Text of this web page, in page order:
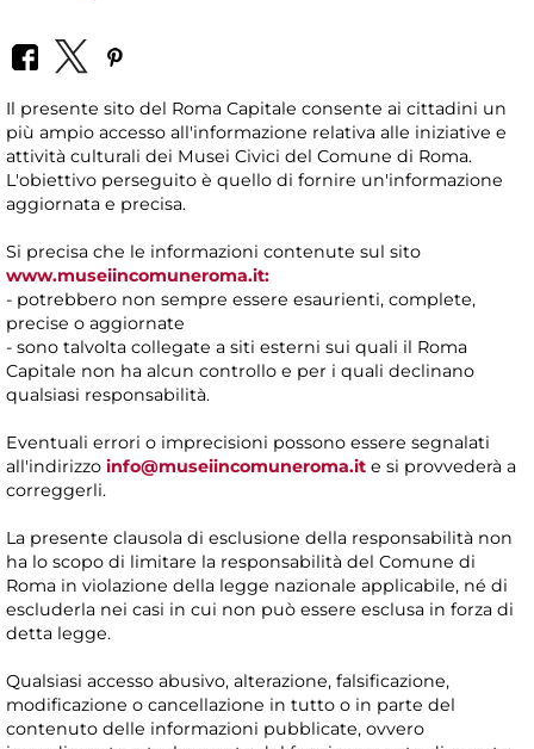
Il presente sito del Roma Capitale consente ai cittadini un
più ampio accesso all'informazione relativa alle iniziative e
attività culturali dei Musei Civici del Comune di Roma.
L'obiettivo perseguito è quello di fornire un'informazione
aggiornata e precisa.
Si precisa che le informazioni contenute sul sito
www.museiincomuneroma.it:
- potrebbero non sempre essere esaurienti, complete,
precise o aggiornate
- sono talvolta collegate a siti esterni sui quali il Roma
Capitale non ha alcun controllo e per i quali declinano
qualsiasi responsabilità.
Eventuali errori o imprecisioni possono essere segnalati
all'indirizzo info@museiincomuneroma.it e si provvederà a
correggerli.
La presente clausola di esclusione della responsabilità non
ha lo scopo di limitare la responsabilità del Comune di
Roma in violazione della legge nazionale applicabile, né di
escluderla nei casi in cui non può essere esclusa in forza di
detta legge.
Qualsiasi accesso abusivo, alterazione, falsificazione,
modificazione o cancellazione in tutto o in parte del
contenuto delle informazioni pubblicate, ovvero